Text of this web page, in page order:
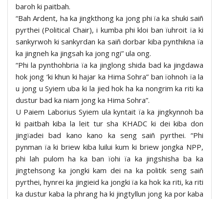
baroh ki paitbah.
“Bah Ardent, ha ka jingkthong ka jong phi ïa ka shuki saiñ
pyrthei (Political Chair), i kumba phi kloi ban ïuhroit ïa ki
sankyrwoh ki sankyrdan ka saiñ dorbar kiba pynthikna ïa
ka jingneh ka jingsah ka jong ngi” ula ong.
“Phi la pynthohbria ïa ka jinglong shida bad ka jingdawa
hok jong ‘ki khun ki hajar ka Hima Sohra” ban ïohnoh ïa la
u jong u Syiem uba ki la jied hok ha ka nongrim ka riti ka
dustur bad ka niam jong ka Hima Sohra”.
U Paiem Laborius Syiem ula kyntait ïa ka jingkynnoh ba
ki paitbah kiba la leit tur sha KHADC ki dei kiba don
jingïadei bad kano kano ka seng saiñ pyrthei. “Phi
pynman ïa ki briew kiba luilui kum ki briew jongka NPP,
phi lah pulom ha ka ban ïohi ïa ka jingshisha ba ka
jingtehsong ka jongki kam dei na ka politik seng saiñ
pyrthei, hynrei ka jingieid ka jongki ïa ka hok ka riti, ka riti
ka dustur kaba la phrang ha ki jingtyllun jong ka por kaba